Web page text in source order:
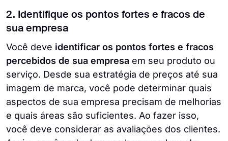
2. Identifique os pontos fortes e fracos de
sua empresa
Você deve identificar os pontos fortes e fracos
percebidos de sua empresa em seu produto ou
serviço. Desde sua estratégia de preços até sua
imagem de marca, você pode determinar quais
aspectos de sua empresa precisam de melhorias
e quais áreas são suficientes. Ao fazer isso,
você deve considerar as avaliações dos clientes.